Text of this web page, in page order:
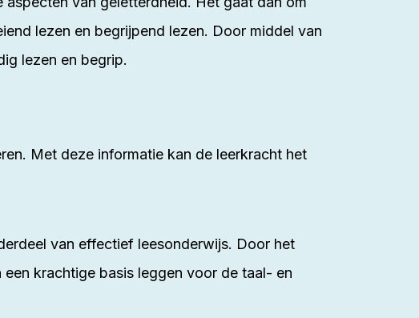
lezen en begrijpend lezen. Door middel van
lezen en begrip.
Met deze informatie kan de leerkracht het
van effectief leesonderwijs. Door het
krachtige basis leggen voor de taal- en